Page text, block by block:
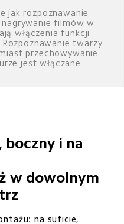
filmów w
włączenia funkcji
twarzy
przechowywanie
jest włączane
i na
w dowolnym
na suficie,